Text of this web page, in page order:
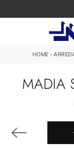
HOME -
MADIA